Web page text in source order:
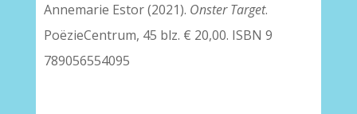
Annemarie Estor (2021). Onster Target.
PoëzieCentrum, 45 blz. € 20,00. ISBN 9
789056554095